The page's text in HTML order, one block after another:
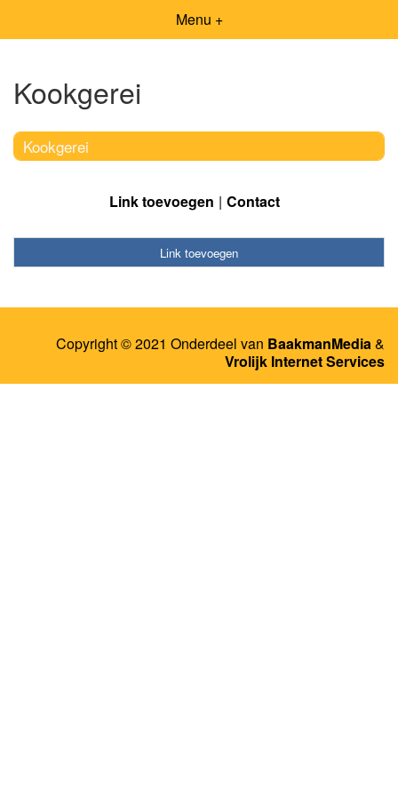
Menu +
Kookgerei
Kookgerei
Link toevoegen Contact
Link toevoegen
Copyright © 2021 Onderdeel van BaakmanMedia&
Vrolijk Internet Services